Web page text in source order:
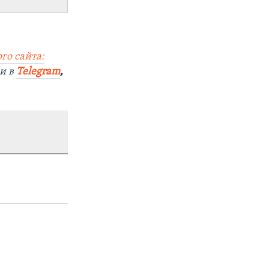
сайта:
в Telegram,